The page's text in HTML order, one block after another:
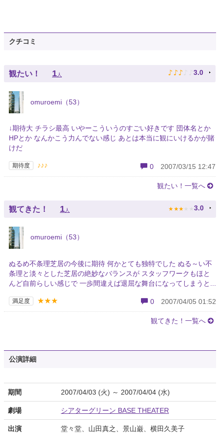
クチコミ
観たい！ 1人 ♪ ♪ ♪ ♪ ♪ 3.0
omuroemi（53）
↓期待大 チラシ最高 いやーこういうのすごい好きです 団体名とか
HPとか なんかこう力んでない感じ あとは本当に観にいけるかが賭
けだ
期待度 ♪♪♪ 0 2007/03/15 12:47
観たい！一覧へ
観てきた！ 1 人 ★ ★ ★ ★ ★ 3.0
omuroemi（53）
ぬるめ不条理芝居の今後に期待 何かとても独特でした ぬる～い不
条理と淡々とした芝居の絶妙なバランスが スタッフワークもほと
んど自前らしい感じで 一歩間違えば退屈な舞台になってしまうと...
満足度 ★★★ 0 2007/04/05 01:52
観てきた！一覧へ
公演詳細
期間 2007/04/03 (火) ～ 2007/04/04 (水)
劇場 シアターグリーン BASE THEATER
出演 堂々堂、山田真之、景山巌、横田久美子